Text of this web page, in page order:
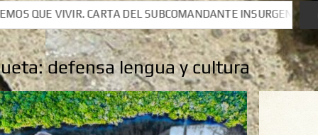
INSURGENTE MOISÉS A LUIS DE TAVIRA
INSURGENTE MOISÉS A LUIS DE TAVIRA
defensa lengua y cultura